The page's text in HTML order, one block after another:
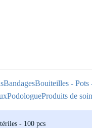
BandagesBouiteilles - Pots
PodologueProduits de soin
- 100 pcs